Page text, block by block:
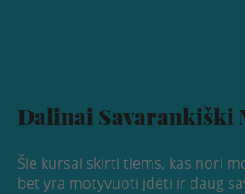
Dalinai Savarankiški
Šie kursai skirti tiems, kas nori
bet yra motyvuoti įdėti ir daug